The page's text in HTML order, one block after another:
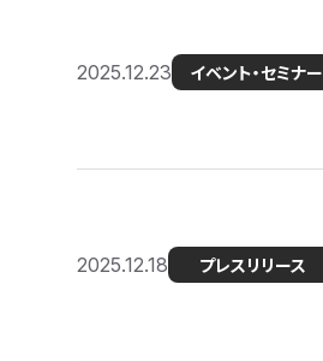
2025.12.23 イベント・セミナー
2025.12.18 プレスリリース